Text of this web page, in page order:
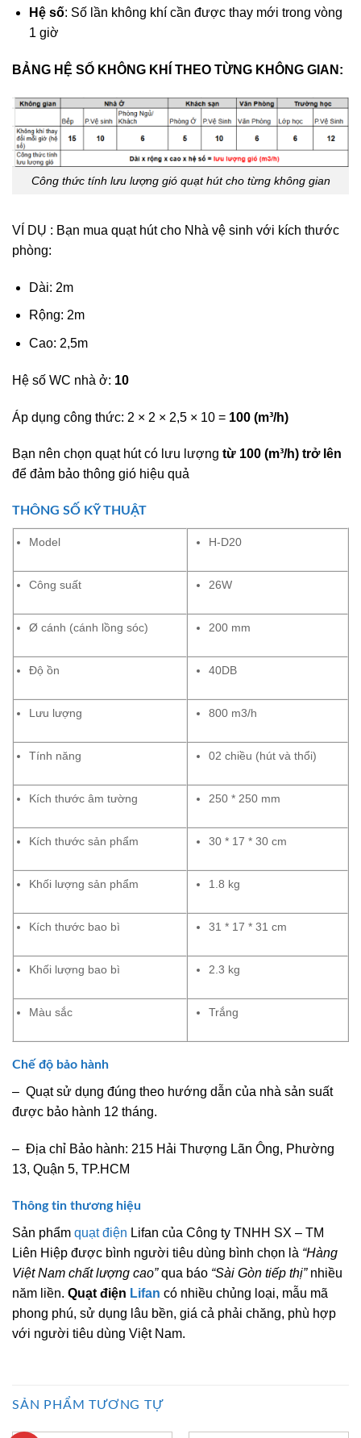
Hệ số: Số lần không khí cần được thay mới trong vòng
1 giờ
BẢNG HỆ SỐ KHÔNG KHÍ THEO TỪNG KHÔNG GIAN:
Công thức tính lưu lượng gió quạt hút cho từng không gian
VÍ DỤ : Bạn mua quạt hút cho Nhà vệ sinh với kích thước
phòng:
Dài: 2m
Rộng: 2m
Cao: 2,5m
Hệ số WC nhà ở: 10
Áp dụng công thức: 2 × 2 × 2,5 × 10 = 100 (m³/h)
Bạn nên chọn quạt hút có lưu lượng từ 100 (m³/h) trở lên
để đảm bảo thông gió hiệu quả
THÔNG SỐ KỸ THUẬT
Model H-D20
Công suất 26W
Ø cánh (cánh lồng sóc) 200 mm
Độ ồn 40DB
Lưu lượng 800 m3/h
Tính năng 02 chiều (hút và thổi)
Kích thước âm tường 250 * 250 mm
Kích thước sản phẩm 30 * 17 * 30 cm
Khối lượng sản phẩm 1.8 kg
Kích thước bao bì 31 * 17 * 31 cm
Khối lượng bao bì 2.3 kg
Màu sắc Trắng
Chế độ bảo hành
– Quạt sử dụng đúng theo hướng dẫn của nhà sản suất
được bảo hành 12 tháng.
– Địa chỉ Bảo hành: 215 Hải Thượng Lãn Ông, Phường
13, Quận 5, TP.HCM
Thông tin thương hiệu
Sản phẩm quạt điện Lifan của Công ty TNHH SX – TM
Liên Hiệp được bình người tiêu dùng bình chọn là “Hàng
Việt Nam chất lượng cao”qua báo “Sài Gòn tiếp thị”nhiều
năm liền. Quạt điện Lifan có nhiều chủng loại, mẫu mã
phong phú, sử dụng lâu bền, giá cả phải chăng, phù hợp
với người tiêu dùng Việt Nam.
SẢN PHẨM TƯƠNG TỰ